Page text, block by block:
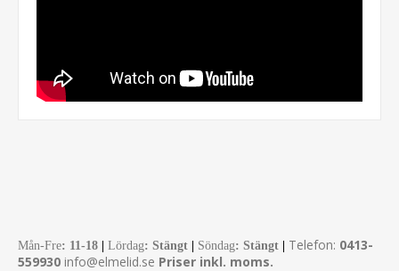
Mån-Fre: 11-18 | Lördag: Stängt | Söndag: Stängt | Telefon: 0413-
559930 info@elmelid.se Priser inkl. moms.